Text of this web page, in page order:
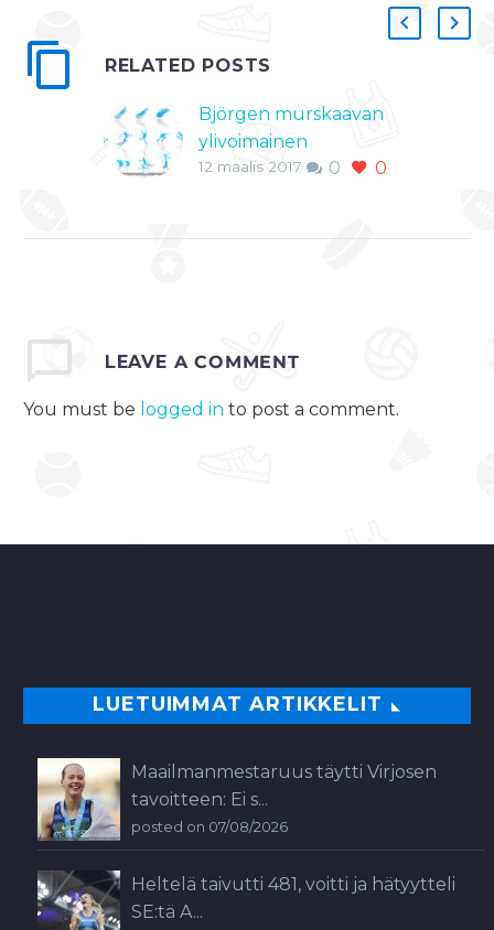
RELATED POSTS
Björgen murskaavan
ylivoimainen
Holmenkollenissa –
naisten 30 km
hiihtotavalla
0 0
12 maalis 2017
LEAVE A COMMENT
You must be logged in to post a comment.
LUETUIMMAT ARTIKKELIT
Maailmanmestaruus täytti Virjosen
tavoitteen: Ei s...
posted on 07/08/2026
Heltelä taivutti 481, voitti ja hätyytteli
SE:tä A...